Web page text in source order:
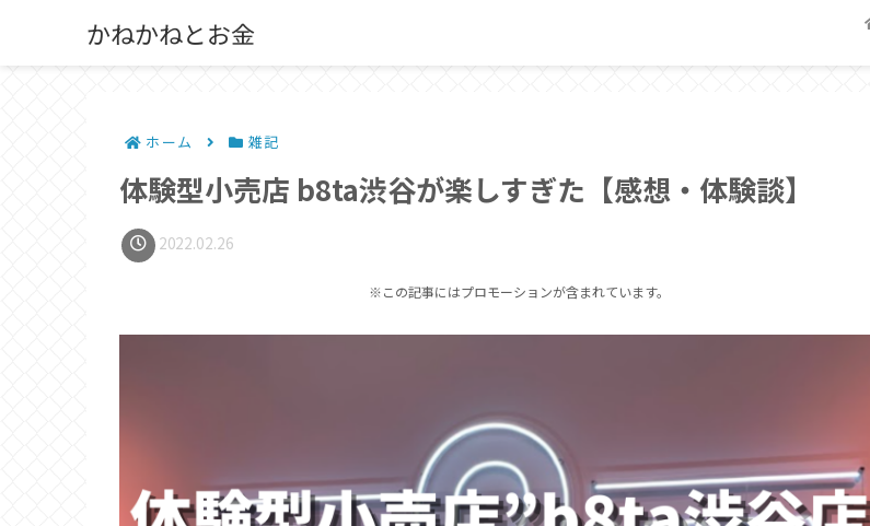
かねかねとお金
ホーム 雑記
体験型小売店 b8ta渋谷が楽しすぎた【感想・体験談】
2022.02.26
※この記事にはプロモーションが含まれています。